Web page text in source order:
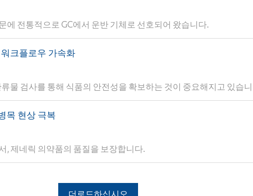
에 전통적으로 GC에서 운반 기체로 선호되어 왔습니다.
워크플로우 가속화
물 검사를 통해 식품의 안전성을 확보하는 것이 중요해지고 있습
목 현상 극복
, 제네릭 의약품의 품질을 보장합니다.
더로드하십시오